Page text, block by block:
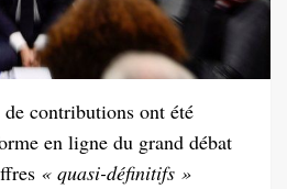
contributions ont été
en ligne du grand débat
« quasi-définitifs »